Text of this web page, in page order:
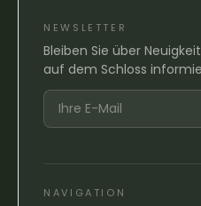
NEWSLETTER
Bleiben Sie über
auf dem Schloss
NAVIGATION